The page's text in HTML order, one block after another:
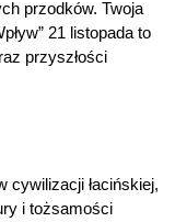
przodków. Twoja
21 listopada to
przyszłości
cywilizacji łacińskiej,
i tożsamości